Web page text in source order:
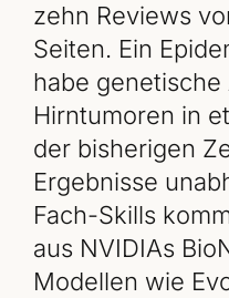
zehn Reviews
Seiten. Ein
habe
Hirntumoren in
der bisherigen
Ergebnisse
Fach-Skills
aus NVIDIAs
Modellen wie